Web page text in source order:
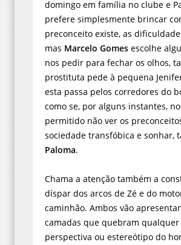
domingo em família no clube e
prefere simplesmente brincar
preconceito existe, as
mas Marcelo Gomes escolhe
nos pedir para fechar os olhos,
prostituta pede à pequena
esta passa pelos corredores do
como se, por alguns instantes,
permitido não ver os
sociedade transfóbica e sonhar,
Paloma.
Chama a atenção também a
díspar dos arcos de Zé e do
caminhão. Ambos vão
camadas que quebram qualquer
perspectiva ou estereótipo do